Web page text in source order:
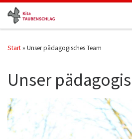
Zum Inhalt springen
Start » Unser pädagogisches Team
Unser